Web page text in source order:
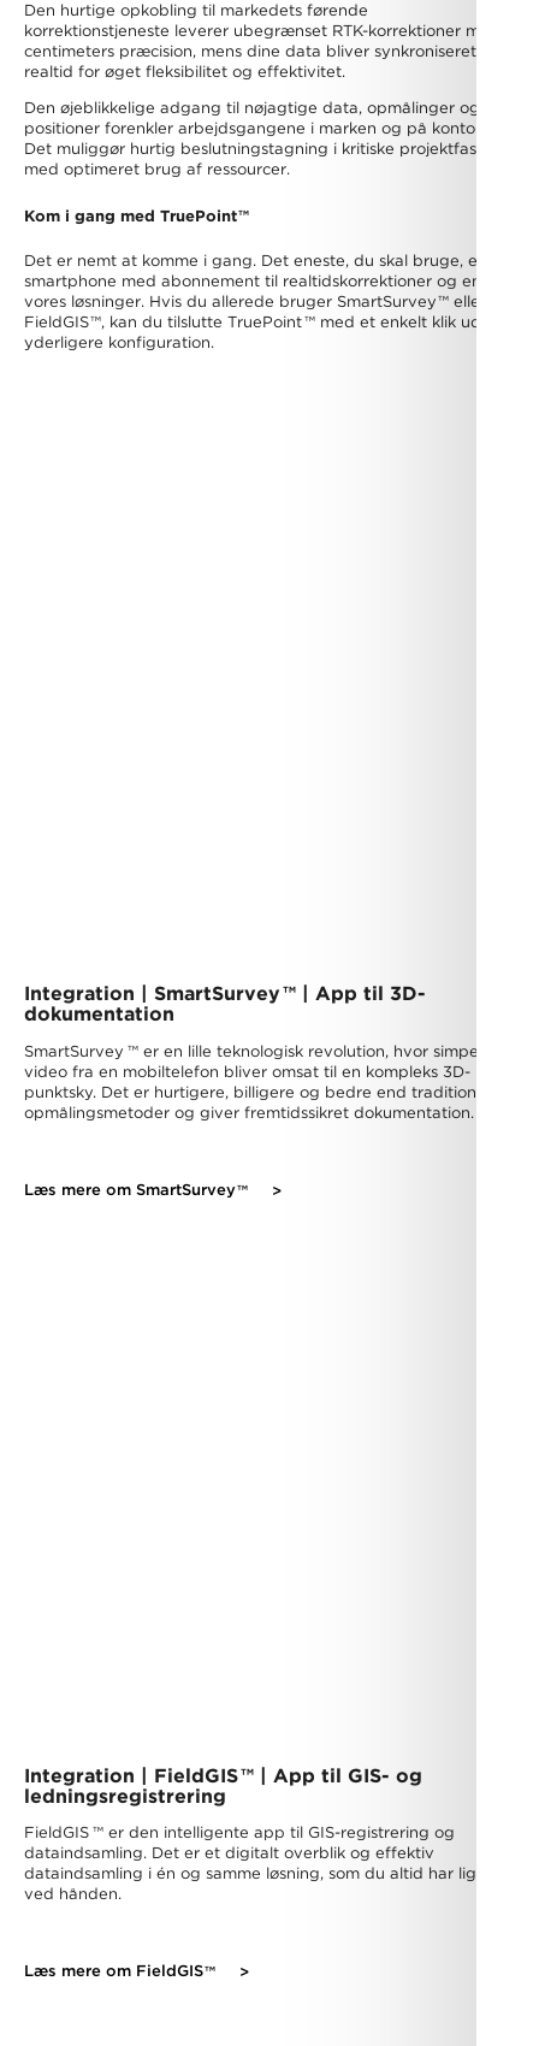
Den hurtige opkobling til markedets førende
korrektionstjeneste leverer ubegrænset RTK-korrektioner med
centimeters præcision, mens dine data bliver synkroniseret i
realtid for øget fleksibilitet og effektivitet.
Den øjeblikkelige adgang til nøjagtige data, opmålinger og
positioner forenkler arbejdsgangene i marken og på kontoret.
Det muliggør hurtig beslutningstagning i kritiske projektfaser
med optimeret brug af ressourcer.
Kom i gang med TruePoint™
Det er nemt at komme i gang. Det eneste, du skal bruge, er en
smartphone med abonnement til realtidskorrektioner og en af
vores løsninger. Hvis du allerede bruger SmartSurvey™ eller
FieldGIS™, kan du tilslutte TruePoint™med et enkelt klik uden
yderligere konfiguration.
Integration | SmartSurvey™| App til 3D-
dokumentation
SmartSurvey ™er en lille teknologisk revolution, hvor simpel
video fra en mobiltelefon bliver omsat til en kompleks 3D-
punktsky. Det er hurtigere, billigere og bedre end traditionelle
opmålingsmetoder og giver fremtidssikret dokumentation.
Læs mere om SmartSurvey™
Integration | FieldGIS™| App til GIS- og
ledningsregistrering
FieldGIS ™er den intelligente app til GIS-registrering og
dataindsamling. ​Det er et digitalt overblik og effektiv
dataindsamling i én og samme løsning, som du altid har lige
ved hånden.
Læs mere om FieldGIS™